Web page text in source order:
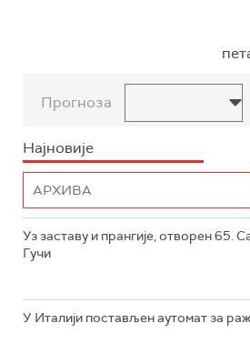
Прогноза
Најновије
Уз заставу и прангије, отворен 65.
Гучи
У Италији постављен аутомат за